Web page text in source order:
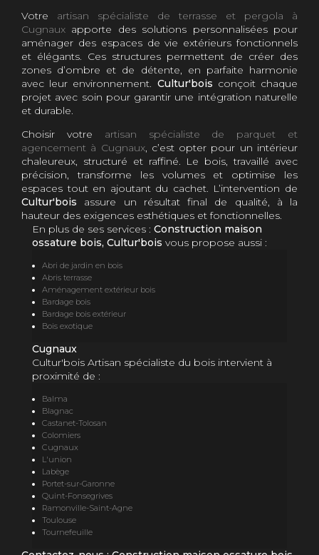
Votre artisan spécialiste de terrasse et pergola à
Cugnaux apporte des solutions personnalisées pour
aménager des espaces de vie extérieurs fonctionnels
et élégants. Ces structures permettent de créer des
zones d’ombre et de détente, en parfaite harmonie
avec leur environnement. Cultur'bois conçoit chaque
projet avec soin pour garantir une intégration naturelle
et durable.
Choisir votre artisan spécialiste de parquet et
agencement à Cugnaux, c’est opter pour un intérieur
chaleureux, structuré et raffiné. Le bois, travaillé avec
précision, transforme les volumes et optimise les
espaces tout en ajoutant du cachet. L’intervention de
Cultur'bois assure un résultat final de qualité, à la
hauteur des exigences esthétiques et fonctionnelles.
En plus de ses services : Construction maison
ossature bois, Cultur'bois vous propose aussi :
Abri de jardin en bois
Abris terrasse
Aménagement extérieur bois
Bardage bois
Bardage bois extérieur
Bois exotique
Cugnaux
Cultur'bois Artisan spécialiste du bois intervient à
proximité de :
Balma
Blagnac
Castanet-Tolosan
Colomiers
Cugnaux
L'union
Labège
Portet-sur-Garonne
Quint-Fonsegrives
Ramonville-Saint-Agne
Toulouse
Tournefeuille